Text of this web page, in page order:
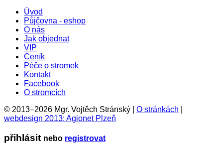
Úvod
Půjčovna - eshop
O nás
Jak objednat
VIP
Ceník
Péče o stromek
Kontakt
Facebook
O stromcích
© 2013–2026 Mgr. Vojtěch Stránský | O stránkách
webdesign 2013: Agionet Plzeň
přihlásit nebo registrovat